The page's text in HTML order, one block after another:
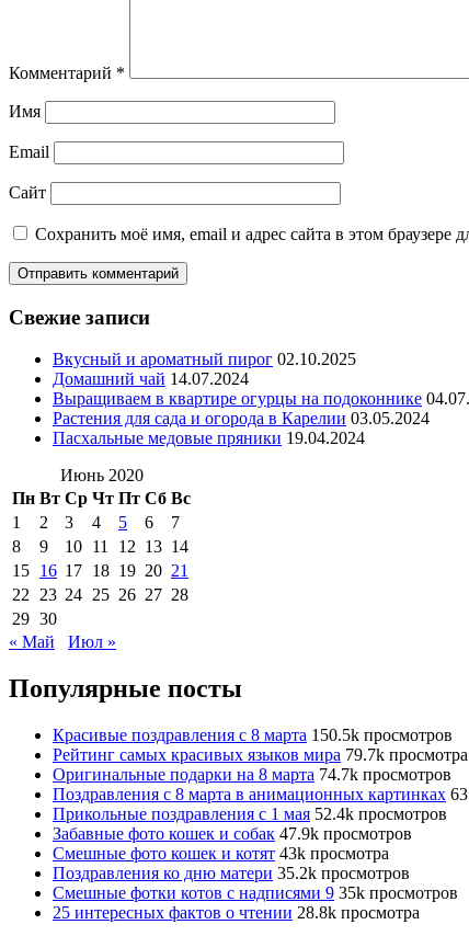
Комментарий *
Имя
Email
Сайт
Сохранить моё имя, email и адрес сайта в этом
Свежие записи
Вкусный и ароматный пирог 02.10.2025
Домашний чай 14.07.2024
Выращиваем в квартире огурцы на подоконнике
Растения для сада и огорода в Карелии 03.05.2024
Пасхальные медовые пряники 19.04.2024
Июнь 2020
Пн Вт Ср Чт Пт Сб Вс
1
2 3 4 5 6
7
8
9 10 11 12 13 14
15 16 17 18 19 20 21
22
23 24 25 26 27 28
29 30
« Май
Июл »
Популярные посты
Красивые поздравления с 8 марта 150.5k просмотров
Рейтинг самых красивых языков мира 79.7k просмотра
Оригинальные подарки на 8 марта 74.7k просмотров
Поздравления с 8 марта в анимационных картинках
Прикольные поздравления с 1 мая 52.4k просмотров
Забавные фото кошек и собак 47.9k просмотров
Смешные фото кошек и котят 43k просмотра
Поздравления ко дню матери 35.2k просмотров
Смешные фотки котов с надписями 9 35k просмотров
25 интересных фактов о чтении 28.8k просмотра